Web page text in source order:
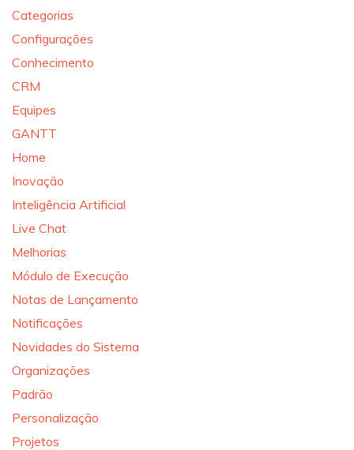
Categorias
Configurações
Conhecimento
CRM
Equipes
GANTT
Home
Inovação
Inteligência Artificial
Live Chat
Melhorias
Módulo de Execução
Notas de Lançamento
Notificações
Novidades do Sistema
Organizações
Padrão
Personalização
Projetos